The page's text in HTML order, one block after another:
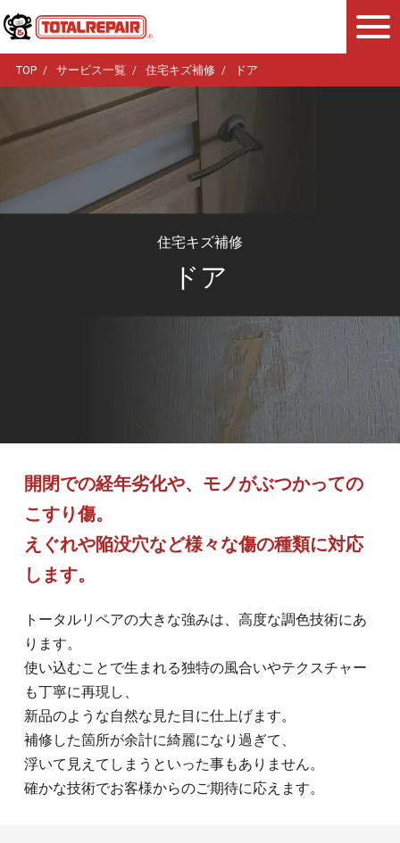
TOP サービス一覧 住宅キズ補修 ドア
住宅キズ補修
ドア
開閉での経年劣化や、モノがぶつかっての
こすり傷。
えぐれや陥没穴など様々な傷の種類に対応
します。
トータルリペアの大きな強みは、高度な調色技術にあ
ります。
使い込むことで生まれる独特の風合いやテクスチャー
も丁寧に再現し、
新品のような自然な見た目に仕上げます。
補修した箇所が余計に綺麗になり過ぎて、
浮いて見えてしまうといった事もありません。
確かな技術でお客様からのご期待に応えます。